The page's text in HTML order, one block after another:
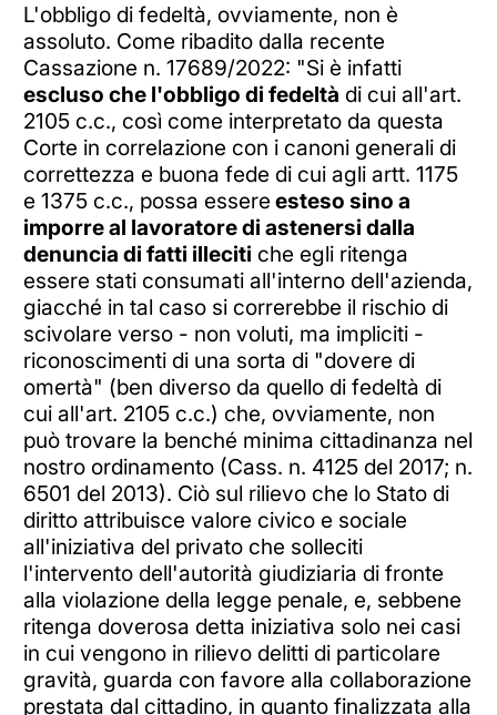
L'obbligo di fedeltà, ovviamente, non è
assoluto. Come ribadito dalla recente
Cassazione n. 17689/2022: "Si è infatti
escluso che l'obbligo di fedeltà di cui all'art.
2105 c.c., così come interpretato da questa
Corte in correlazione con i canoni generali di
correttezza e buona fede di cui agli artt. 1175
e 1375 c.c., possa essere esteso sino a
imporre al lavoratore di astenersi dalla
denuncia di fatti illeciti che egli ritenga
essere stati consumati all'interno dell'azienda,
giacché in tal caso si correrebbe il rischio di
scivolare verso - non voluti, ma impliciti -
riconoscimenti di una sorta di "dovere di
omertà" (ben diverso da quello di fedeltà di
cui all'art. 2105 c.c.) che, ovviamente, non
può trovare la benché minima cittadinanza nel
nostro ordinamento (Cass. n. 4125 del 2017; n.
6501 del 2013). Ciò sul rilievo che lo Stato di
diritto attribuisce valore civico e sociale
all'iniziativa del privato che solleciti
l'intervento dell'autorità giudiziaria di fronte
alla violazione della legge penale, e, sebbene
ritenga doverosa detta iniziativa solo nei casi
in cui vengono in rilievo delitti di particolare
gravità, guarda con favore alla collaborazione
prestata dal cittadino, in quanto finalizzata alla